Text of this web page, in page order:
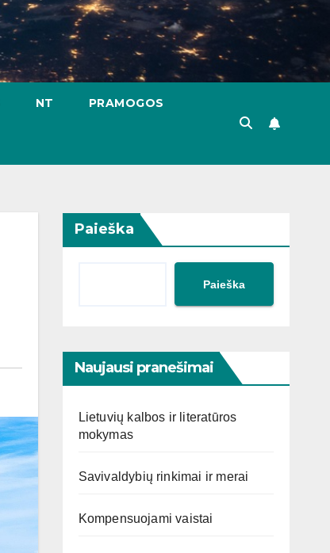
NT PRAMOGOS
Paieška
Paieška
Naujausi pranešimai
Lietuvių kalbos ir literatūros
mokymas
Savivaldybių rinkimai ir merai
Kompensuojami vaistai